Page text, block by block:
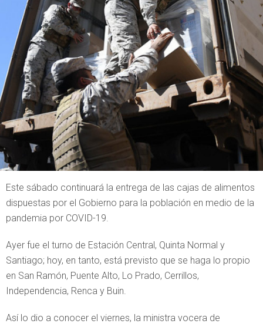
Este sábado continuará la entrega de las cajas de alimentos
dispuestas por el Gobierno para la población en medio de la
pandemia por COVID-19.
Ayer fue el turno de Estación Central, Quinta Normal y
Santiago; hoy, en tanto, está previsto que se haga lo propio
en San Ramón, Puente Alto, Lo Prado, Cerrillos,
Independencia, Renca y Buin.
Así lo dio a conocer el viernes, la ministra vocera de